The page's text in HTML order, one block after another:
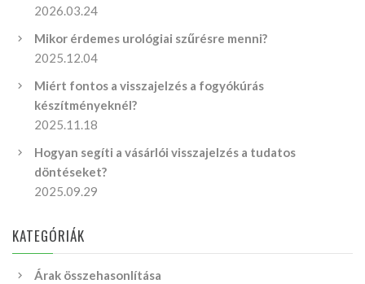
2026.03.24
Mikor érdemes urológiai szűrésre menni?
2025.12.04
Miért fontos a visszajelzés a fogyókúrás
készítményeknél?
2025.11.18
Hogyan segíti a vásárlói visszajelzés a tudatos
döntéseket?
2025.09.29
KATEGÓRIÁK
Árak összehasonlítása